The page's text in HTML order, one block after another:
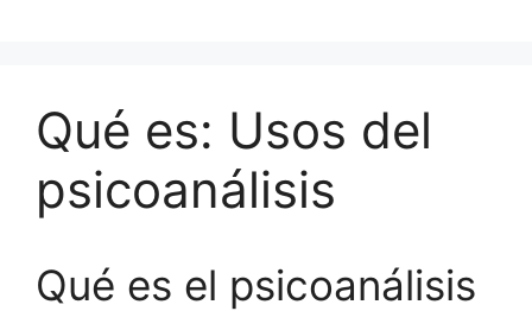
Qué es: Usos del
psicoanálisis
Qué es el psicoanálisis